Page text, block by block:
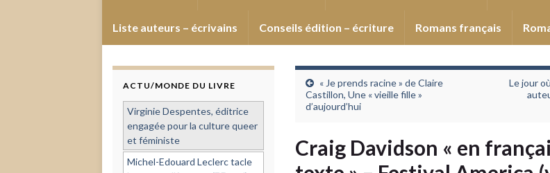
Liste auteurs – écrivains Conseils édition – écriture Romans français
« Je prends racine » de Claire
Castillon, Une « vieille fille »
d’aujourd’hui
Le jour
Craig Davidson « en
ACTU/MONDE DU LIVRE
Virginie Despentes, éditrice
engagée pour la culture queer
et féministe
Michel-Edouard Leclerc tacle